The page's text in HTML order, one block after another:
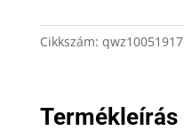
mennyiség
Cikkszám: qwz10051917
Termékleírás